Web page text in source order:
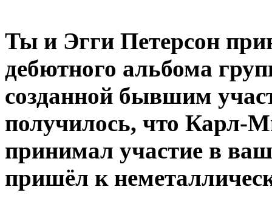
Ты и Эгги Петерсон
дебютного альбома
созданной бывшим
получилось, что Карл-
принимал участие в
пришёл к